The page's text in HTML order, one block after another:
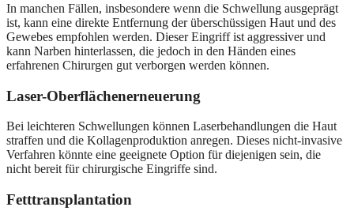
In manchen Fällen, insbesondere wenn die Schwellung ausgeprägt
ist, kann eine direkte Entfernung der überschüssigen Haut und des
Gewebes empfohlen werden. Dieser Eingriff ist aggressiver und
kann Narben hinterlassen, die jedoch in den Händen eines
erfahrenen Chirurgen gut verborgen werden können.
Laser-Oberflächenerneuerung
Bei leichteren Schwellungen können Laserbehandlungen die Haut
straffen und die Kollagenproduktion anregen. Dieses nicht-invasive
Verfahren könnte eine geeignete Option für diejenigen sein, die
nicht bereit für chirurgische Eingriffe sind.
Fetttransplantation